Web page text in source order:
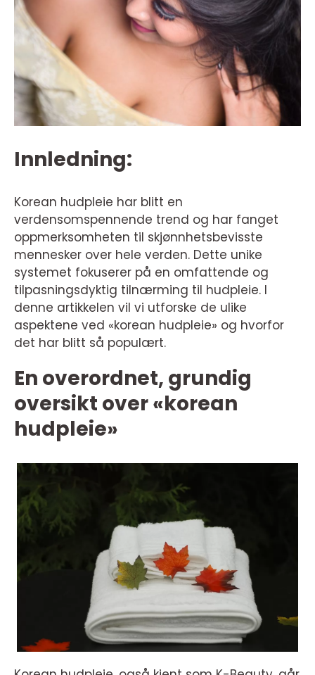
Innledning:
Korean hudpleie har blitt en
verdensomspennende trend og har fanget
oppmerksomheten til skjønnhetsbevisste
mennesker over hele verden. Dette unike
systemet fokuserer på en omfattende og
tilpasningsdyktig tilnærming til hudpleie. I
denne artikkelen vil vi utforske de ulike
aspektene ved «korean hudpleie» og hvorfor
det har blitt så populært.
En overordnet, grundig
oversikt over «korean
hudpleie»